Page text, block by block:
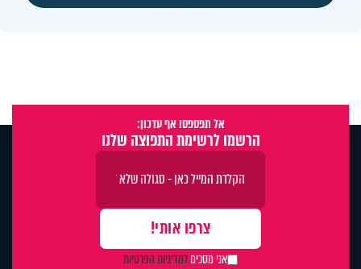
אל תפספסו אף עדכון:
הרשמו לרשימת התפוצה שלנו
אני מסכיםלמדיניות הפרטיות